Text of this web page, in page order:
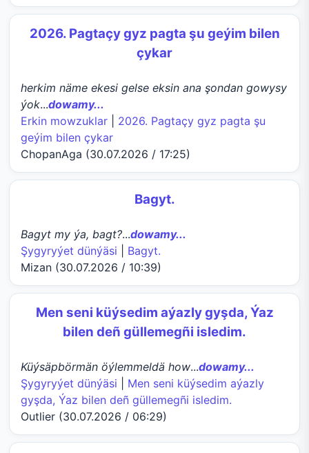
2026. Pagtaçy gyz pagta şu geýim bilen
çykar
herkim näme ekesi gelse eksin ana şondan gowysy
ýok...dowamy...
Erkin mowzuklar
2026. Pagtaçy gyz pagta şu
geýim bilen çykar
ChopanAga (30.07.2026 / 17:25)
Bagyt.
Bagyt my ýa, bagt?...dowamy...
Şygyryýet dünýäsi
Bagyt.
Mizan (30.07.2026 / 10:39)
Men seni küýsedim aýazly gyşda, Ýaz
bilen deñ güllemegñi isledim.
Küýsäpbörmän öýlemmeldä how...dowamy...
Şygyryýet dünýäsi
Men seni küýsedim aýazly
gyşda, Ýaz bilen deñ güllemegñi isledim.
Outlier (30.07.2026 / 06:29)